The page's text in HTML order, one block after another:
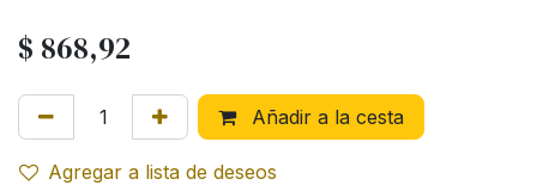
$ 868,92
Añadir a la cesta
Agregar a lista de deseos